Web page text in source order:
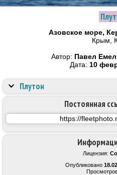
Азовское море,
Крым,
Автор: Павел
Дата: 10
Лицензия:
Опубликовано
Постоянная
Плутон